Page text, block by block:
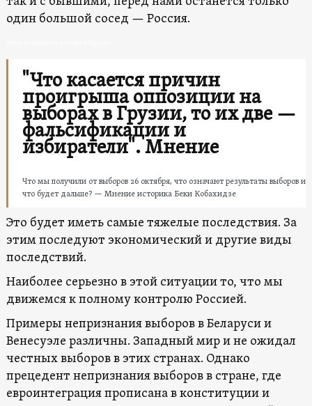
один большой сосед — Россия.
"Что касается причин
проигрыша оппозиции на
выборах в Грузии, то их две —
фальсификации и
избиратели". Мнение
Что мы получили от выборов 26 октября, что означают результаты выборов и
что будет дальше? — Мнение историка Беки Кобахидзе
Это будет иметь самые тяжелые последствия. За
этим последуют экономический и другие виды
последствий.
Наиболее серьезно в этой ситуации то, что мы
движемся к полному контролю Россией.
Примеры непризнания выборов в Беларуси и
Венесуэле различны. Западный мир и не ожидал
честных выборов в этих странах. Однако
прецедент непризнания выборов в стране, где
евроинтеграция прописана в конституции и